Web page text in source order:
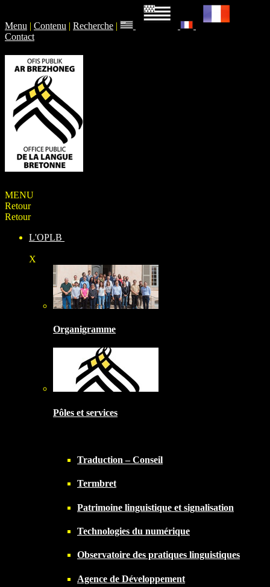
Menu | Contenu | Recherche |
Contact
MENU
Retour
Retour
L'OPLB
X
Organigramme
Pôles et services
Traduction – Conseil
Termbret
Patrimoine linguistique et signalisation
Technologies du numérique
Observatoire des pratiques linguistiques
Agence de Développement